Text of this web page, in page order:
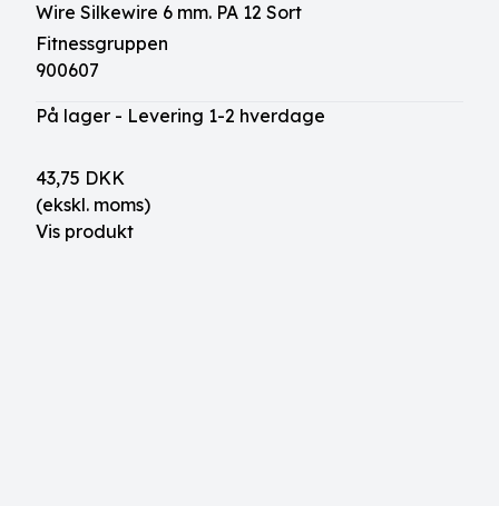
Wire Silkewire 6 mm. PA 12 Sort
Fitnessgruppen
900607
På lager - Levering 1-2 hverdage
43,75 DKK
(ekskl. moms)
Vis produkt